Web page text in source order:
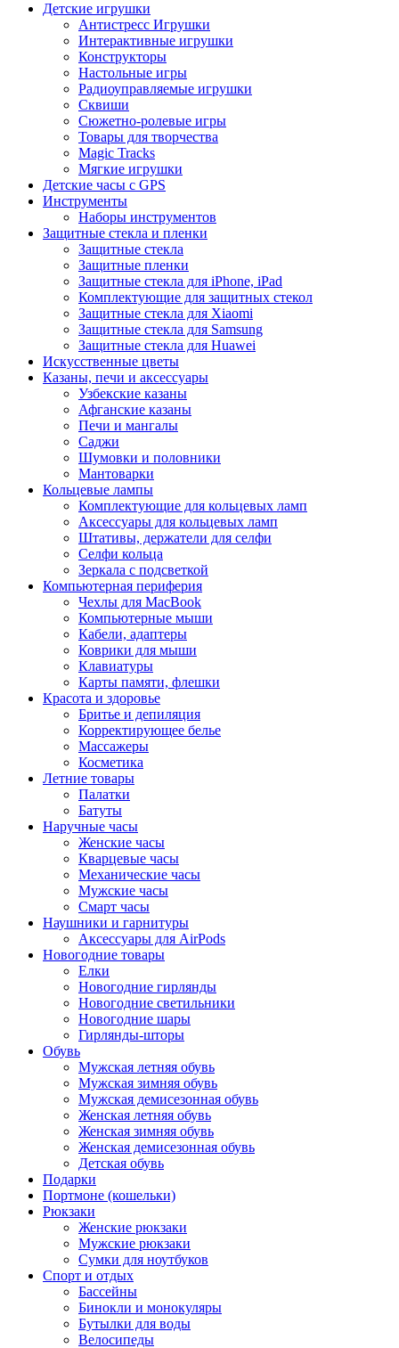
Детские игрушки
Антистресс Игрушки
Интерактивные игрушки
Конструкторы
Настольные игры
Радиоуправляемые игрушки
Сквиши
Сюжетно-ролевые игры
Товары для творчества
Magic Tracks
Мягкие игрушки
Детские часы с GPS
Инструменты
Наборы инструментов
Защитные стекла и пленки
Защитные стекла
Защитные пленки
Защитные стекла для iPhone, iPad
Комплектующие для защитных стекол
Защитные стекла для Xiaomi
Защитные стекла для Samsung
Защитные стекла для Huawei
Искусственные цветы
Казаны, печи и аксессуары
Узбекские казаны
Афганские казаны
Печи и мангалы
Саджи
Шумовки и половники
Мантоварки
Кольцевые лампы
Комплектующие для кольцевых ламп
Аксессуары для кольцевых ламп
Штативы, держатели для селфи
Селфи кольца
Зеркала с подсветкой
Компьютерная периферия
Чехлы для MacBook
Компьютерные мыши
Кабели, адаптеры
Коврики для мыши
Клавиатуры
Карты памяти, флешки
Красота и здоровье
Бритье и депиляция
Корректирующее белье
Массажеры
Косметика
Летние товары
Палатки
Батуты
Наручные часы
Женские часы
Кварцевые часы
Механические часы
Мужские часы
Смарт часы
Наушники и гарнитуры
Аксессуары для AirPods
Новогодние товары
Елки
Новогодние гирлянды
Новогодние светильники
Новогодние шары
Гирлянды-шторы
Обувь
Мужская летняя обувь
Мужская зимняя обувь
Мужская демисезонная обувь
Женская летняя обувь
Женская зимняя обувь
Женская демисезонная обувь
Детская обувь
Подарки
Портмоне (кошельки)
Рюкзаки
Женские рюкзаки
Мужские рюкзаки
Сумки для ноутбуков
Спорт и отдых
Бассейны
Бинокли и монокуляры
Бутылки для воды
Велосипеды